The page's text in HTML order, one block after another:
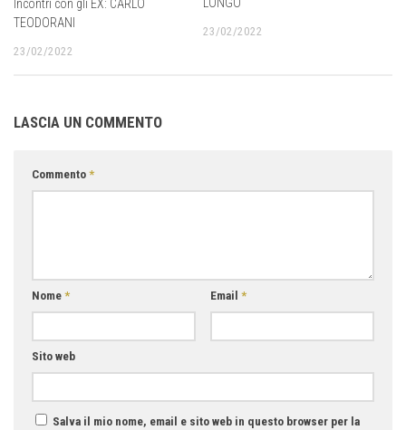
Incontri con gli EX: CARLO
TEODORANI
23/02/2022
LONGO
23/02/2022
LASCIA UN COMMENTO
Commento *
Nome * Email *
Sito web
Salva il mio nome, email e sito web in questo browser per la